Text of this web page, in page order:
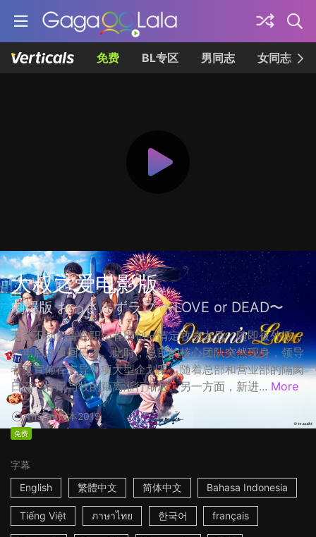
免费 BL专区 男同志 女同志
大叔之爱电影版
劇場版 おっさんずラブ 〜LOVE or DEAD〜
天空不动产鲁蛇职员春田创一情定牧凌太后，随即被外派，
一年后才重回日本。此时，总部的核心团队突然现身，领导
者更宣佈在主导一项大型企划案，随着总部和营业部的隔阂
日深，春田与牧的距离渐行渐远。另一方面，新进... More
1h53m日本2019
免费
字幕
English
繁體中文 简体中文 Bahasa Indonesia
Tiếng Việt ภาษาไทย 한국어 français